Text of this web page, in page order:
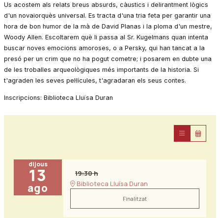
Us acostem als relats breus absurds, càustics i delirantment lògics
d'un novaiorquès universal. Es tracta d'una tria feta per garantir una
hora de bon humor de la mà de David Planas i la ploma d'un mestre,
Woody Allen. Escoltarem què li passa al Sr. Kugelmans quan intenta
buscar noves emocions amoroses, o a Persky, qui han tancat a la
presó per un crim que no ha pogut cometre; i posarem en dubte una
de les troballes arqueològiques més importants de la historia. Si
t'agraden les seves pel·lícules, t'agradaran els seus contes.
Inscripcions: Biblioteca Lluïsa Duran
dijous
13
ago
19:30 h
Biblioteca Lluïsa Duran
Finalitzat